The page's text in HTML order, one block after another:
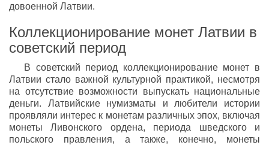
довоенной Латвии.
Коллекционирование монет Латвии в
советский период
В советский период коллекционирование монет в
Латвии стало важной культурной практикой, несмотря
на отсутствие возможности выпускать национальные
деньги. Латвийские нумизматы и любители истории
проявляли интерес к монетам различных эпох, включая
монеты Ливонского ордена, периода шведского и
польского правления, а также, конечно, монеты